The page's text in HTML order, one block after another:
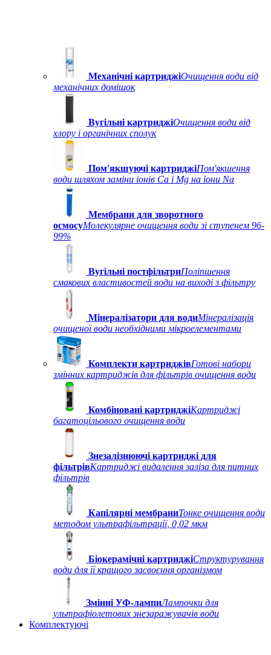
Механічні картриджіОчищення води від
механічних домішок
Вугільні картриджіОчищення води від
хлору і органічних сполук
Пом'якшуючі картриджіПом'якшення
води шляхом заміни іонів Ca і Mg на іони Na
Мембрани для зворотного
осмосуМолекулярне очищення води зі ступенем 96-
99%
Вугільні постфільтриПоліпшення
смакових властивостей води на виході з фільтру
Мінералізатори для водиМінералізація
очищеної води необхідними мікроелементами
Комплекти картриджівГотові набори
змінних картриджів для фільтрів очищення води
Комбіновані картриджіКартриджі
багатоцільового очищення води
Знезалізнюючі картриджі для
фільтрівКартриджі видалення заліза для питних
фільтрів
Капілярні мембраниТонке очищення води
методом ультрафільтрації, 0,02 мкм
Біокерамічні картриджіСтруктурування
води для її кращого засвоєння організмом
Змінні УФ-лампиЛампочки для
ультрафіолетових знезаражувачів води
Комплектуючі